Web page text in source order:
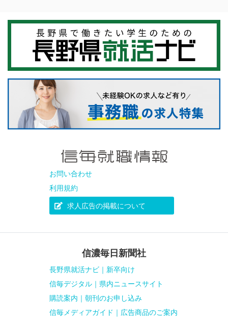
お問い合わせ
利用規約
求人広告の掲載について
信濃毎日新聞社
長野県就活ナビ｜新卒向け
信毎デジタル｜県内ニュースサイト
購読案内｜朝刊のお申し込み
信毎メディアガイド｜広告商品のご案内